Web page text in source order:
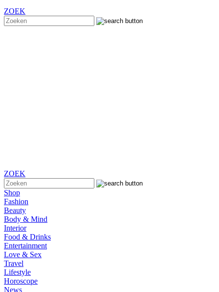
ZOEK
ZOEK
Shop
Fashion
Beauty
Body & Mind
Interior
Food & Drinks
Entertainment
Love & Sex
Travel
Lifestyle
Horoscope
News